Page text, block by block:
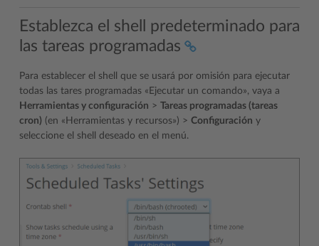
Establezca el shell predeterminado para
las tareas programadas
Para establecer el shell que se usará por omisión para ejecutar
todas las tares programadas «Ejecutar un comando», vaya a
Herramientas y configuración > Tareas programadas (tareas
cron) (en «Herramientas y recursos») > Configuración y
seleccione el shell deseado en el menú.